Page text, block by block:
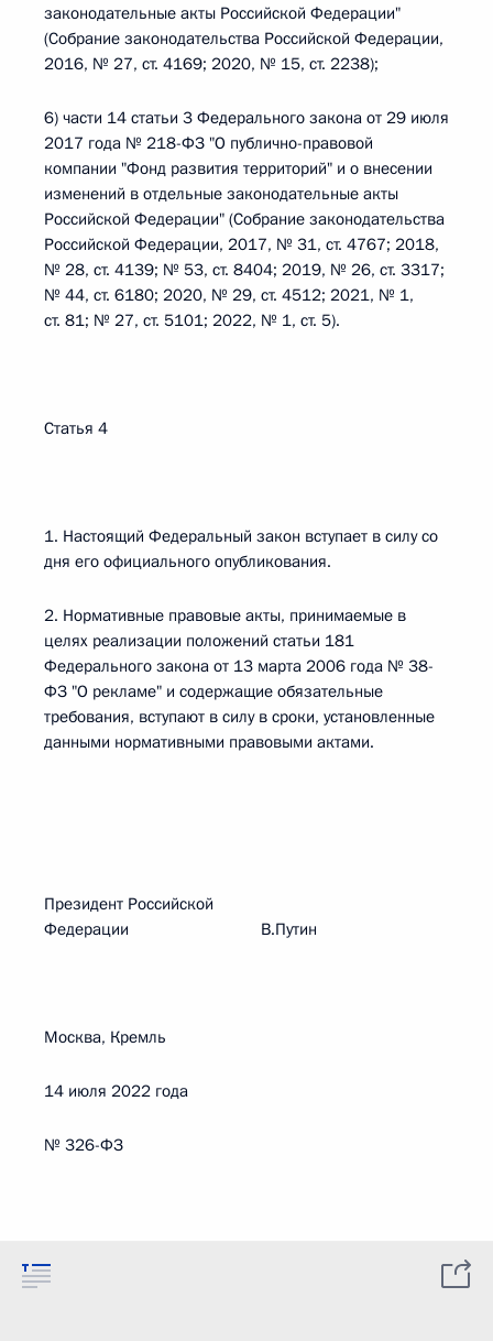
законодательные акты Российской Федерации"
(Собрание законодательства Российской Федерации,
2016, № 27, ст. 4169; 2020, № 15, ст. 2238);
6) части 14 статьи 3 Федерального закона от 29 июля
2017 года № 218-ФЗ "О публично-правовой
компании "Фонд развития территорий" и о внесении
изменений в отдельные законодательные акты
Российской Федерации" (Собрание законодательства
Российской Федерации, 2017, № 31, ст. 4767; 2018,
№ 28, ст. 4139; № 53, ст. 8404; 2019, № 26, ст. 3317;
№ 44, ст. 6180; 2020, № 29, ст. 4512; 2021, № 1,
ст. 81; № 27, ст. 5101; 2022, № 1, ст. 5).
Статья 4
1. Настоящий Федеральный закон вступает в силу со
дня его официального опубликования.
2. Нормативные правовые акты, принимаемые в
целях реализации положений статьи 181
Федерального закона от 13 марта 2006 года № 38-
ФЗ "О рекламе" и содержащие обязательные
требования, вступают в силу в сроки, установленные
данными нормативными правовыми актами.
Президент Российской
Федерации В.Путин
Москва, Кремль
14 июля 2022 года
№ 326-ФЗ